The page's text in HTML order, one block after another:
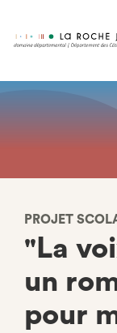
PROJET
"La
un
pour